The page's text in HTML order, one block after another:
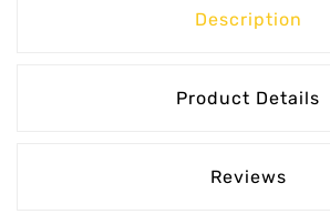
Description
Product Details
Reviews